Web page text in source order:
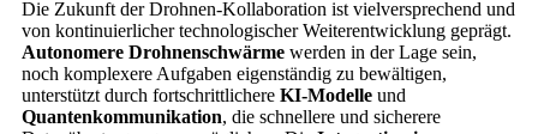
Die Zukunft der Drohnen-Kollaboration ist vielversprechend und
von kontinuierlicher technologischer Weiterentwicklung geprägt.
Autonomere Drohnenschwärme werden in der Lage sein,
noch komplexere Aufgaben eigenständig zu bewältigen,
unterstützt durch fortschrittlichere KI-Modelle und
Quantenkommunikation, die schnellere und sicherere